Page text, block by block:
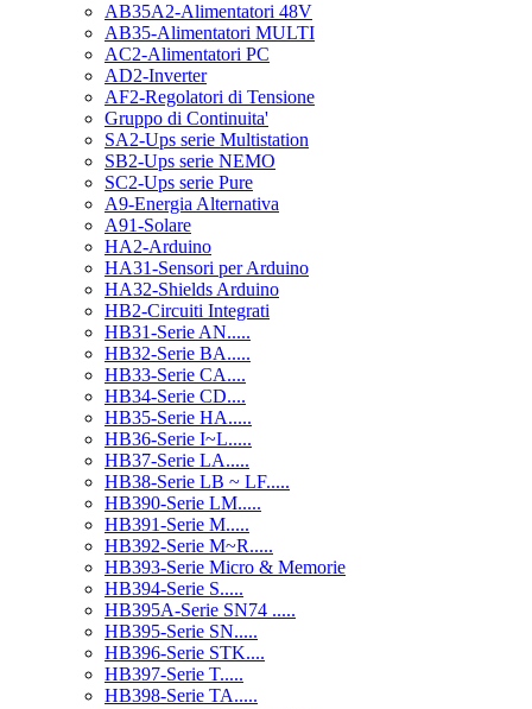
AB35A2-Alimentatori 48V
AB35-Alimentatori MULTI
AC2-Alimentatori PC
AD2-Inverter
AF2-Regolatori di Tensione
Gruppo di Continuita'
SA2-Ups serie Multistation
SB2-Ups serie NEMO
SC2-Ups serie Pure
A9-Energia Alternativa
A91-Solare
HA2-Arduino
HA31-Sensori per Arduino
HA32-Shields Arduino
HB2-Circuiti Integrati
HB31-Serie AN.....
HB32-Serie BA.....
HB33-Serie CA....
HB34-Serie CD....
HB35-Serie HA.....
HB36-Serie I~L.....
HB37-Serie LA.....
HB38-Serie LB ~ LF.....
HB390-Serie LM.....
HB391-Serie M.....
HB392-Serie M~R.....
HB393-Serie Micro & Memorie
HB394-Serie S.....
HB395A-Serie SN74 .....
HB395-Serie SN.....
HB396-Serie STK....
HB397-Serie T.....
HB398-Serie TA.....